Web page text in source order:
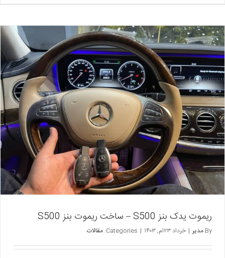
ام
–
ریموت
ام
و
۴۲۸
ریموت یدک بنز S500 – ساخت ریموت بنز S500
By مدیر | خرداد ۲۳ام, ۱۴۰۳ |
Categories: مقالات